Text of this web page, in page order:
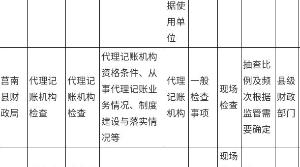
据使
用单
位
莒南
县财
政局
代理记
账机构
检查
代理记
账机构
检查
代理记账机构
资格条件、从
事代理记账业
务情况、制度
建设与落实情
况等
代理
记账
机构
一般
检查
事项
现场
检查
抽查比
例及频
次根据
监管需
要确定
县级
财政
部门
现场